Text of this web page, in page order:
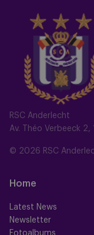
RSC Anderlecht
Av. Théo Verbeeck
© 2026 RSC
Home
Latest News
Newsletter
Fotoalbums